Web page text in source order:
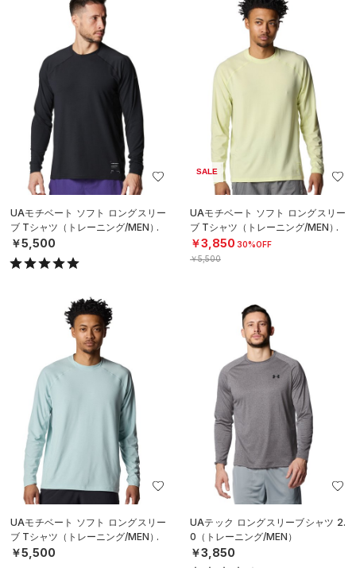
UAモチベート ソフト ロングスリー
ブ Tシャツ（トレーニング/MEN）
￥5,500
SALE
UAモチベート ソフト ロングスリー
ブ Tシャツ（トレーニング/MEN）
￥3,850 30%OFF
￥5,500
UAモチベート ソフト ロングスリー
ブ Tシャツ（トレーニング/MEN）
￥5,500
UAテック ロングスリーブシャツ 2.
0（トレーニング/MEN）
￥3,850